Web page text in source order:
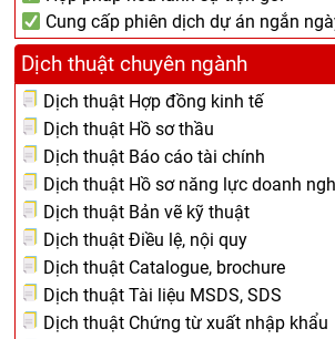
Cung cấp phiên dịch dự án ngắn
Dịch thuật chuyên ngành
Dịch thuật Hợp đồng kinh tế
Dịch thuật Hồ sơ thầu
Dịch thuật Báo cáo tài chính
Dịch thuật Hồ sơ năng lực doanh
Dịch thuật Bản vẽ kỹ thuật
Dịch thuật Điều lệ, nội quy
Dịch thuật Catalogue, brochure
Dịch thuật Tài liệu MSDS, SDS
Dịch thuật Chứng từ xuất nhập khẩu